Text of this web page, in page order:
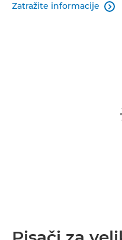
Zatražite informacije 